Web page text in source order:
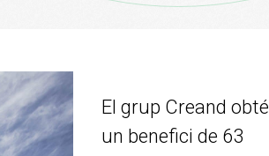
El grup Creand obté
un benefici de 63